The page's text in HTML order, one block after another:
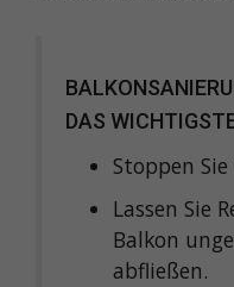
DAS
Stoppen
Lassen Sie
Balkon
abfließen.